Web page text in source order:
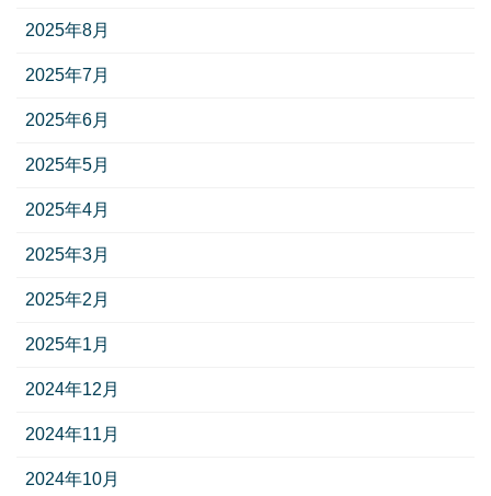
2025年8月
2025年7月
2025年6月
2025年5月
2025年4月
2025年3月
2025年2月
2025年1月
2024年12月
2024年11月
2024年10月